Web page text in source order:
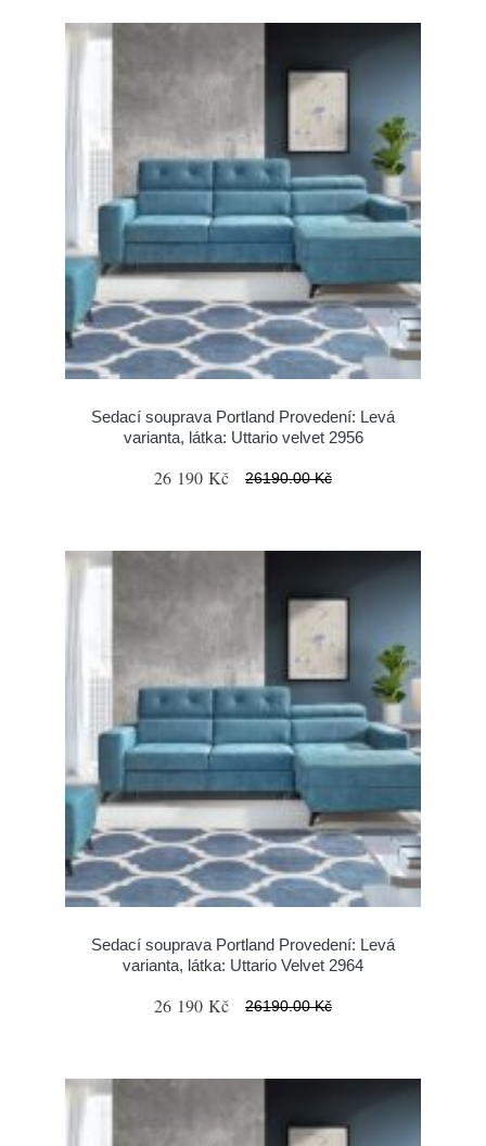
Sedací souprava Portland Provedení: Levá
varianta, látka: Uttario velvet 2956
26 190 Kč 26190.00 Kč
Sedací souprava Portland Provedení: Levá
varianta, látka: Uttario Velvet 2964
26 190 Kč 26190.00 Kč